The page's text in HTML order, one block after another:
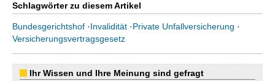
Schlagwörter zu diesem Artikel
Bundesgerichtshof ·Invalidität ·Private Unfallversicherung ·
Versicherungsvertragsgesetz
Ihr Wissen und Ihre Meinung sind gefragt